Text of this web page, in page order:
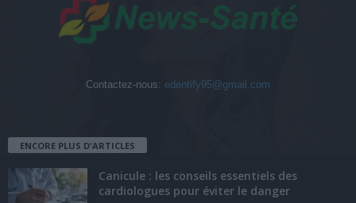
Contactez-nous: edentify95@gmail.com
ENCORE PLUS D'ARTICLES
Canicule : les conseils essentiels des
cardiologues pour éviter le danger